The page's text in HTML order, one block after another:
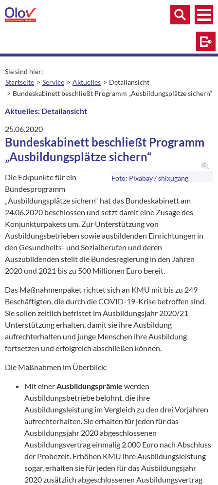
Zum Inhalt springen
Menü
Menü
Suche
Sie sind hier:
Startseite
Service Aktuelles aktuelle Seite:
Detailansicht
Bundeskabinett beschließt Programm „Ausbildungsplätze sichern“
Aktuelles: Detailansicht
25.06.2020
Bundeskabinett beschließt Programm
„Ausbildungsplätze sichern“
Foto: Pixabay / shixugang
Die Eckpunkte für ein
Bundesprogramm
„Ausbildungsplätze sichern“ hat das Bundeskabinett am
24.06.2020 beschlossen und setzt damit eine Zusage des
Konjunkturpakets um. Zur Unterstützung von
Ausbildungsbetrieben sowie ausbildenden Einrichtungen in
den Gesundheits- und Sozialberufen und deren
Auszubildenden stellt die Bundesregierung in den Jahren
2020 und 2021 bis zu 500 Millionen Euro bereit.
Das Maßnahmenpaket richtet sich an KMU mit bis zu 249
Beschäftigten, die durch die COVID-19-Krise betroffen sind.
Sie sollen zeitlich befristet im Ausbildungsjahr 2020/21
Unterstützung erhalten, damit sie ihre Ausbildung
aufrechterhalten und junge Menschen ihre Ausbildung
fortsetzen und erfolgreich abschließen können.
Die Maßnahmen im Überblick:
Mit einerAusbildungsprämie werden
Ausbildungsbetriebe belohnt, die ihre
Ausbildungsleistung im Vergleich zu den drei Vorjahren
aufrechterhalten. Sie erhalten für jeden für das
Ausbildungsjahr 2020 abgeschlossenen
Ausbildungsvertrag einmalig 2.000 Euro nach Abschluss
der Probezeit. Erhöhen KMU ihre Ausbildungsleistung
sogar, erhalten sie für jeden für das Ausbildungsjahr
2020 zusätzlich abgeschlossenen Ausbildungsvertrag